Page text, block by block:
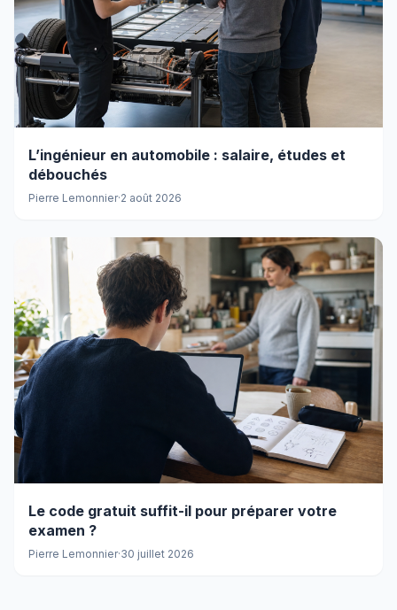
L’ingénieur en automobile : salaire, études et
débouchés
Pierre Lemonnier·2 août 2026
Le code gratuit suffit-il pour préparer votre
examen ?
Pierre Lemonnier·30 juillet 2026